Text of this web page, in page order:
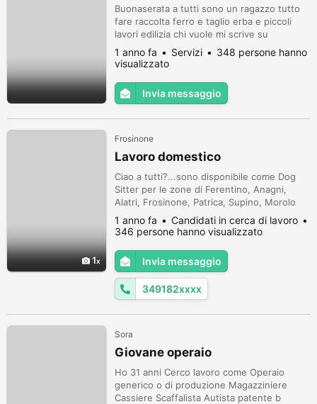
Buonaserata a tutti sono un ragazzo tutto
fare raccolta ferro e taglio erba e piccoli
lavori edilizia chi vuole mi scrive su
WhatsApp
1 anno fa Servizi
348 persone hanno
visualizzato
Invia messaggio
1
Frosinone
Lavoro domestico
Ciao a tutti?...sono disponibile come Dog
Sitter per le zone di Ferentino, Anagni,
Alatri, Frosinone, Patrica, Supino, Morolo
dal lunedì al venerdì dalle 18 30 in poi...
1 anno fa
Candidati in cerca di lavoro
346 persone hanno visualizzato
Invia messaggio
349182xxxx
Sora
Giovane operaio
Ho 31 anni Cerco lavoro come Operaio
generico o di produzione Magazziniere
Cassiere Scaffalista Autista patente b